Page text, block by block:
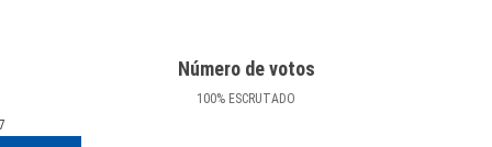
Número de votos
100% ESCRUTADO